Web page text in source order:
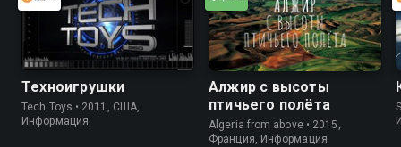
Техноигрушки
Tech Toys • 2011, США,
Информация
Алжир с высоты
птичьего полёта
Algeria from above • 2015,
Франция, Информация